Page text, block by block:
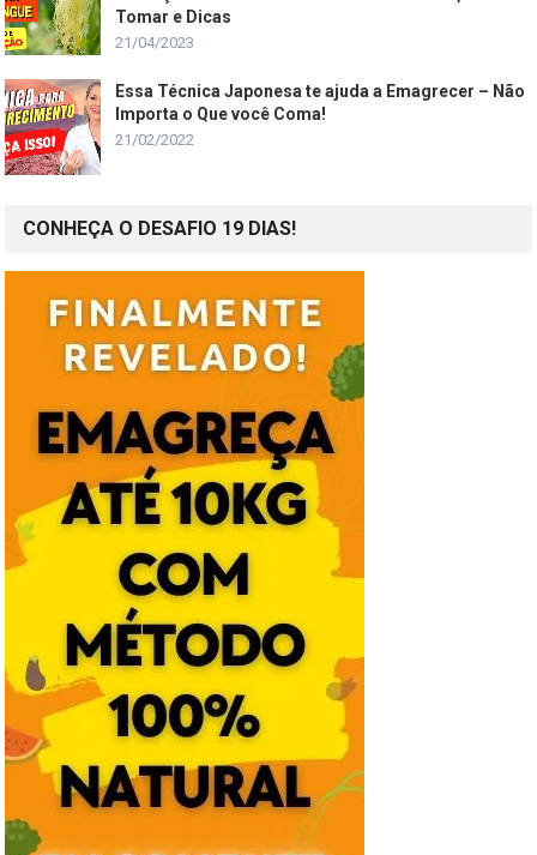
Tomar e Dicas
21/04/2023
Essa Técnica Japonesa te ajuda a Emagrecer – Não
Importa o Que você Coma!
21/02/2022
CONHEÇA O DESAFIO 19 DIAS!